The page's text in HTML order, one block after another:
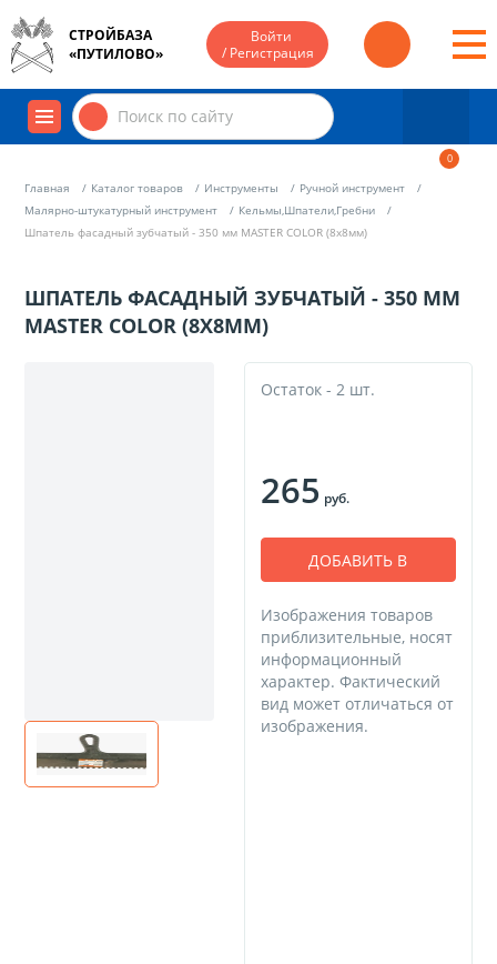
СТРОЙБАЗА
«ПУТИЛОВО»
Войти
/ Регистрация
0
Главная Каталог товаров Инструменты
Ручной инструмент
Малярно-штукатурный инструмент
Кельмы,Шпатели,Гребни
Шпатель фасадный зубчатый - 350 мм MASTER COLOR (8х8мм)
ШПАТЕЛЬ ФАСАДНЫЙ ЗУБЧАТЫЙ - 350 ММ
MASTER COLOR (8Х8ММ)
Остаток - 2 шт.
265 руб.
ДОБАВИТЬ В
Изображения товаров
приблизительные, носят
информационный
характер. Фактический
вид может отличаться от
изображения.